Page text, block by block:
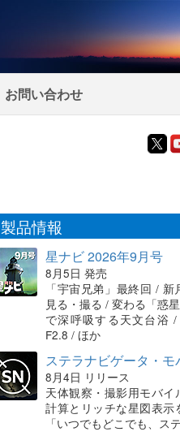
お問い合わせ
製品情報
星ナビ 2026年9月号
8月5日 発売
「宇宙兄弟」最終回 /
見る・撮る / 変わる「惑
で深呼吸する天文台浴 /
F2.8 / ほか
ステラナビゲータ・モ
8月4日 リリース
天体観察・撮影用モバイ
計算とリッチな星図表示
「いつでもどこでも、ス